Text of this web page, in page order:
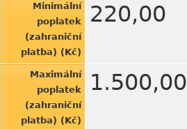
Minimální
poplatek
(zahraniční
platba) (Kč)
220,00
Maximální
poplatek
(zahraniční
platba) (Kč)
1.500,00